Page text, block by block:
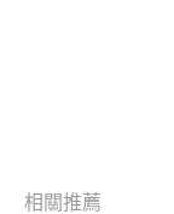
相關推薦